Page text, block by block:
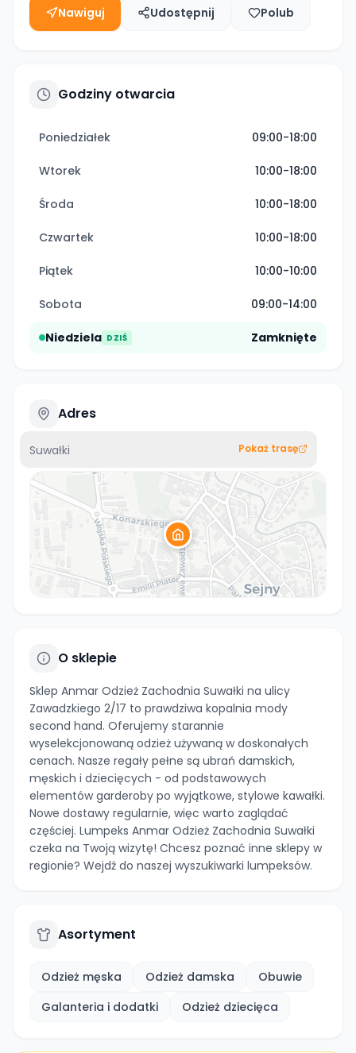
Nawiguj Udostępnij Polub
Godziny otwarcia
Poniedziałek 09:00-18:00
Wtorek 10:00-18:00
Środa 10:00-18:00
Czwartek 10:00-18:00
Piątek 10:00-10:00
Sobota 09:00-14:00
Niedziela DZIŚ Zamknięte
Adres
Suwałki Pokaż trasę
O sklepie
Sklep Anmar Odzież Zachodnia Suwałki na ulicy
Zawadzkiego 2/17 to prawdziwa kopalnia mody
second hand. Oferujemy starannie
wyselekcjonowaną odzież używaną w doskonałych
cenach. Nasze regały pełne są ubrań damskich,
męskich i dziecięcych - od podstawowych
elementów garderoby po wyjątkowe, stylowe kawałki.
Nowe dostawy regularnie, więc warto zaglądać
częściej. Lumpeks Anmar Odzież Zachodnia Suwałki
czeka na Twoją wizytę! Chcesz poznać inne sklepy w
regionie? Wejdź do naszej wyszukiwarki lumpeksów.
Asortyment
Odzież męska Odzież damska
Obuwie
Galanteria i dodatki
Odzież dziecięca